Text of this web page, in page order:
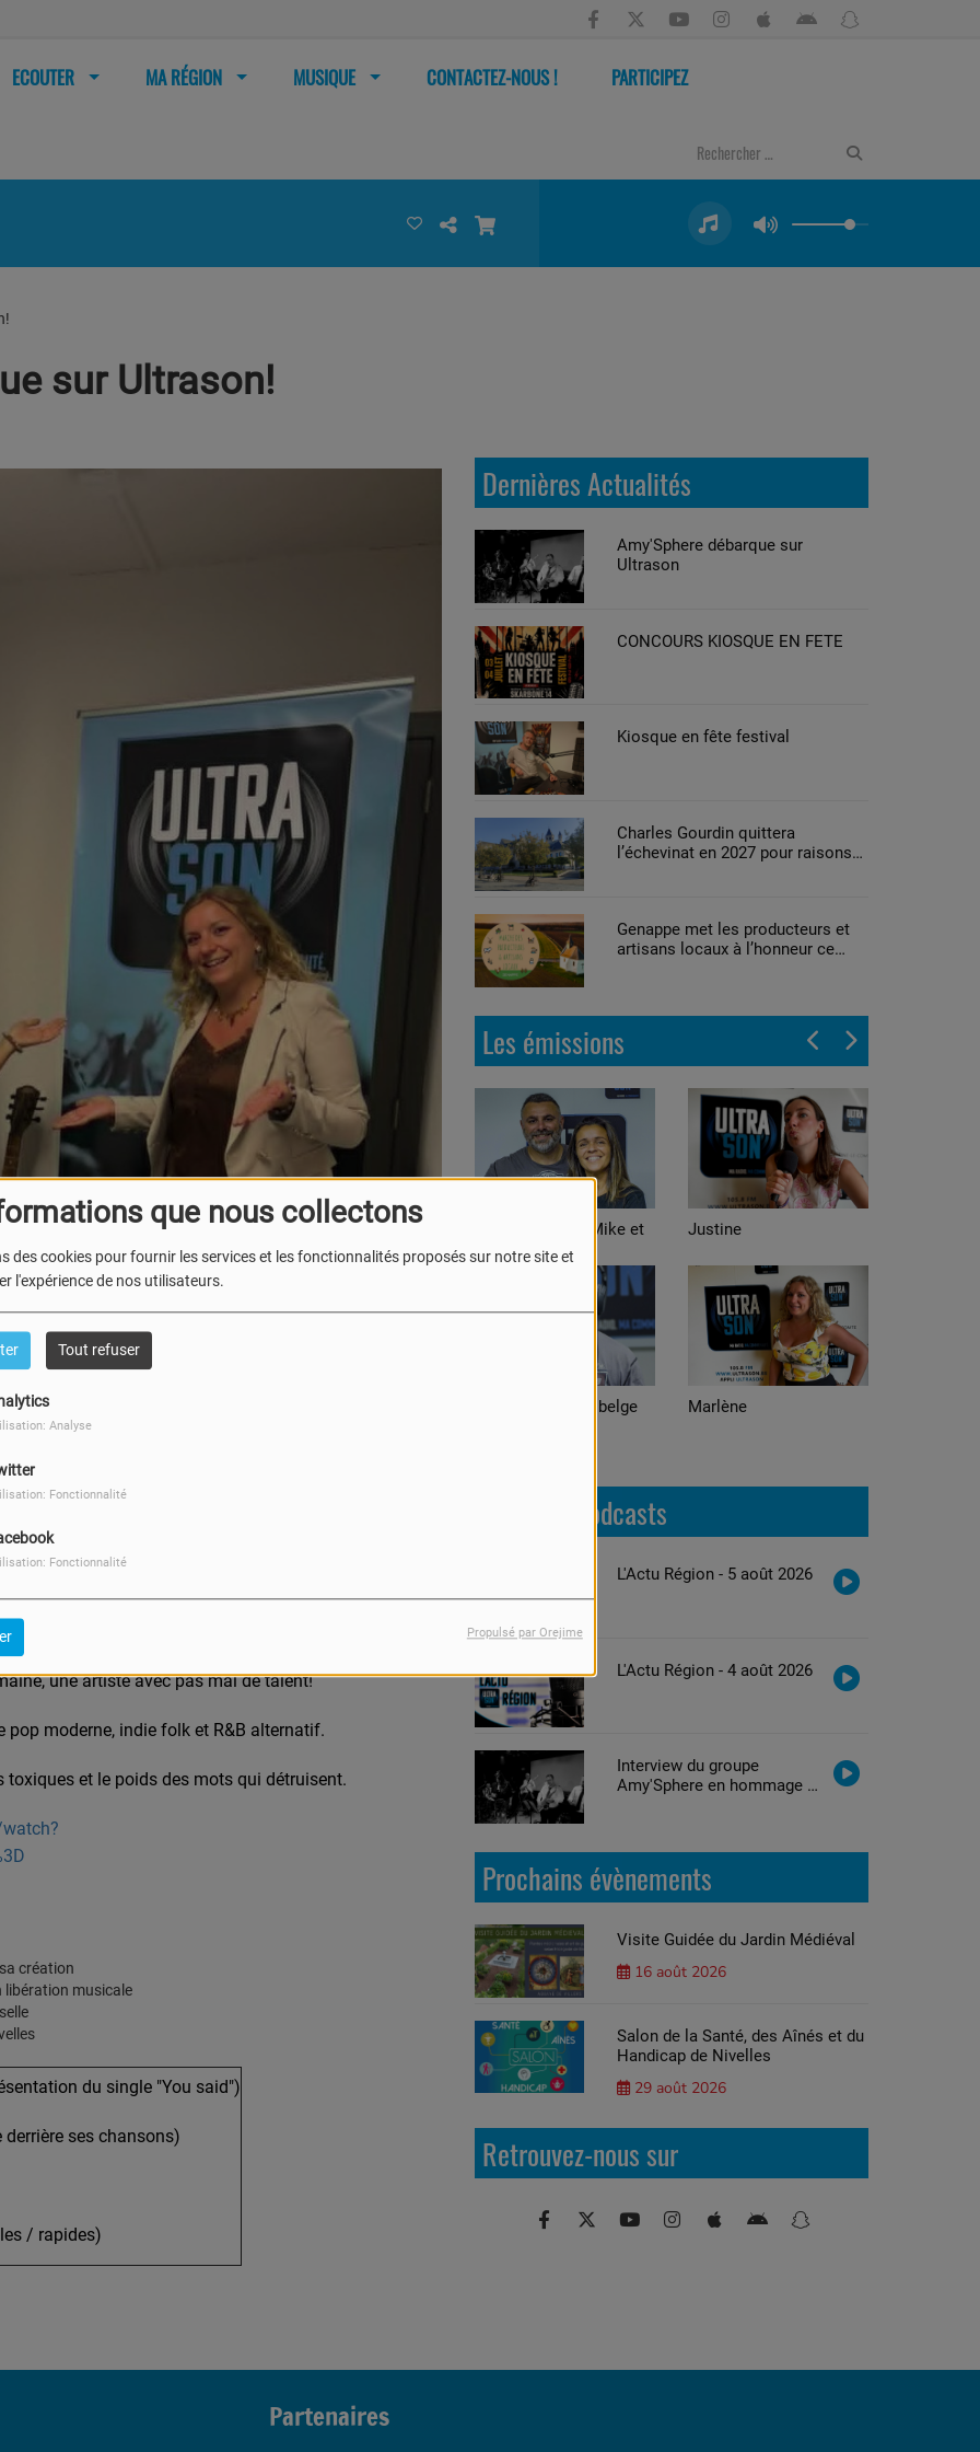
que nous collectons
des cookies pour fournir les services et les fonctionnalités proposés sur notre site et
l'expérience de nos utilisateurs.
Tout refuser
Analyse
Fonctionnalité
Fonctionnalité
Propulsé par Orejime
ECOUTER MA RÉGION MUSIQUE CONTACTEZ-NOUS ! PARTICIPEZ
sur Ultrason!
une artiste avec pas mal de talent!
moderne, indie folk et R&B alternatif.
et le poids des mots qui détruisent.
création
libération musicale
du single "You said")
ses chansons)
/ rapides)
Dernières Actualités
Amy'Sphere débarque sur
Ultrason
CONCOURS KIOSQUE EN FETE
Kiosque en fête festival
Charles Gourdin quittera
l’échevinat en 2027 pour raisons
Genappe met les producteurs et
artisans locaux à l’honneur ce
Les émissions
Le Brunch avec Mike et
Maité
Alexis
Adrian
Derniers podcasts
L'Actu Région - 5 août 2026
L'Actu Région - 4 août 2026
Interview du groupe
Amy'Sphere en hommage à
Prochains évènements
Visite Guidée du Jardin Médiéval
16 août 2026
Salon de la Santé, des Aînés et du
Handicap de Nivelles
29 août 2026
Retrouvez-nous sur
Partenaires